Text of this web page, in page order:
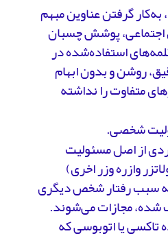
به‌کار گرفتن عناوین مبهم
اجتماعی، پوشش چسبان
استفاده‌‌شده در
روشن و بدون ابهام
متفاوت را نداشته
از اصل مسئولیت
وازره وزر اخری)
سبب رفتار شخص دیگری
مجازات می‌شوند.
تاکسی یا اتوبوسی که